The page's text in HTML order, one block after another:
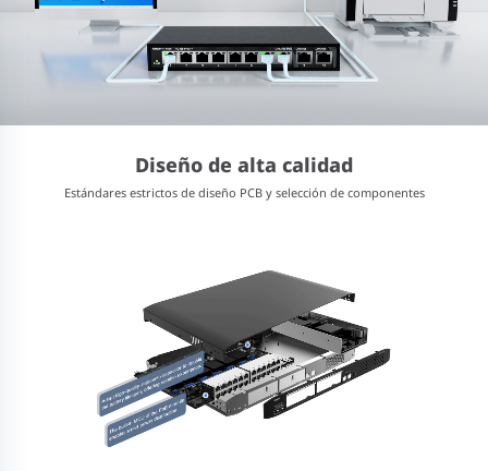
Diseño de alta calidad
Estándares estrictos de diseño PCB y selección de componentes